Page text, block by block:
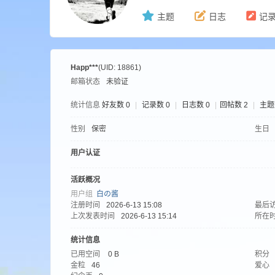
ne
主题 日志 记
Happ***(UID: 18861)
邮箱状态
未验证
统计信息 好友数 0 记录数 0 日志数 0 回帖数 2 主
性别 保密 生日
用户认证
活跃概况
用户组
白の酱
注册时间
2026-6-13 15:08
最后
上次发表时间
2026-6-13 15:14 所在
统计信息
已用空间
0 B
积分
金粒
46
爱心